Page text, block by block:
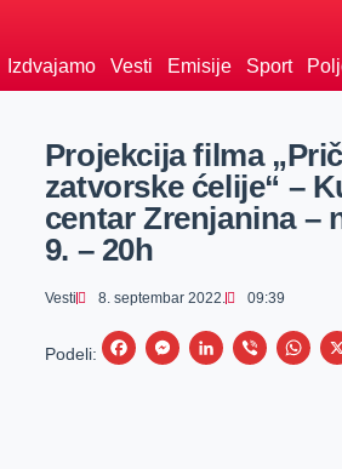
Izdvajamo Vesti Emisije Sport
Projekcija filma
zatvorske ćelije“ –
centar Zrenjanina –
9. – 20h
Vesti 8. septembar 2022. 09:39
Podeli:
F
M
L
V
W